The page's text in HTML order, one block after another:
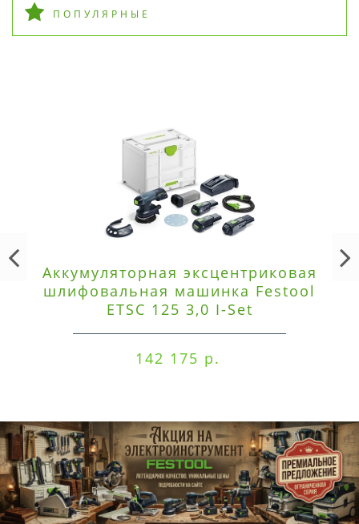
ПОПУЛЯРНЫЕ
Аккумуляторная эксцентриковая
шлифовальная машинка Festool
ETSC 125 3,0 I-Set
142 175 р.